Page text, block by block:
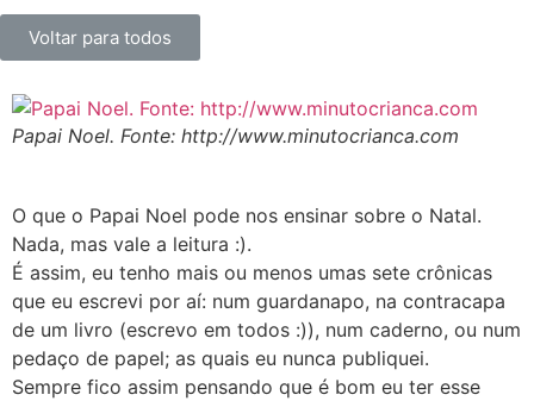
Voltar para todos
Papai Noel. Fonte: http://www.minutocrianca.com
O que o Papai Noel pode nos ensinar sobre o Natal.
Nada, mas vale a leitura :).
É assim, eu tenho mais ou menos umas sete crônicas
que eu escrevi por aí: num guardanapo, na contracapa
de um livro (escrevo em todos :)), num caderno, ou num
pedaço de papel; as quais eu nunca publiquei.
Sempre fico assim pensando que é bom eu ter esse